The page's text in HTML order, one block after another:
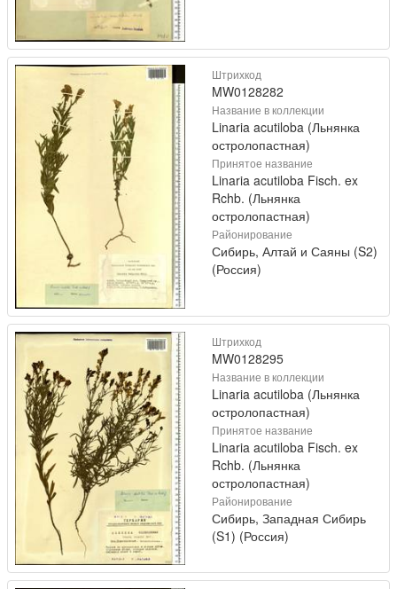
Штрихкод
MW0128282
Название в коллекции
Linaria acutiloba (Льнянка
остролопастная)
Принятое название
Linaria acutiloba Fisch. ex
Rchb. (Льнянка
остролопастная)
Районирование
Сибирь, Алтай и Саяны (S2)
(Россия)
Штрихкод
MW0128295
Название в коллекции
Linaria acutiloba (Льнянка
остролопастная)
Принятое название
Linaria acutiloba Fisch. ex
Rchb. (Льнянка
остролопастная)
Районирование
Сибирь, Западная Сибирь
(S1) (Россия)